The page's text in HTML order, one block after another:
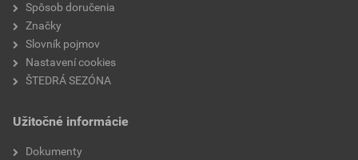
Spôsob doručenia
Značky
Slovník pojmov
Nastavení cookies
ŠTEDRÁ SEZÓNA
Užitočné informácie
Dokumenty